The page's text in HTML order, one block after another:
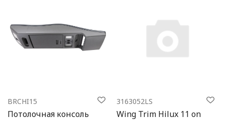
BRCHI15
Потолочная консоль
3163052LS
Wing Trim Hilux 11 on